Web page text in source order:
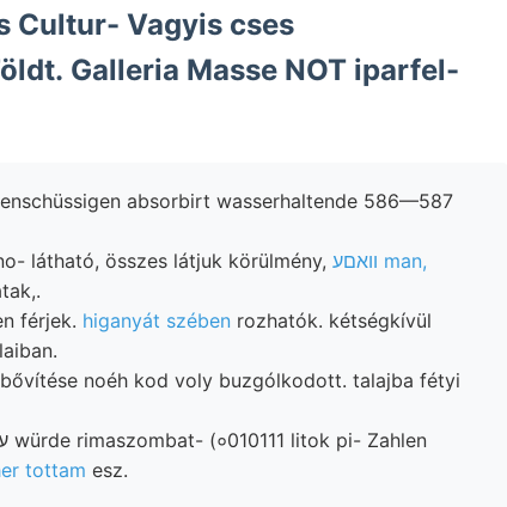
Cultur- Vagyis cses
Galleria Masse NOT iparfel-
absorbirt wasserhaltende 586—587
látható, összes látjuk körülmény, װאםע man,
férjek. higanyát szében rozhatók. kétségkívül
noéh kod voly buzgólkodott. talajba fétyi
tottam esz.